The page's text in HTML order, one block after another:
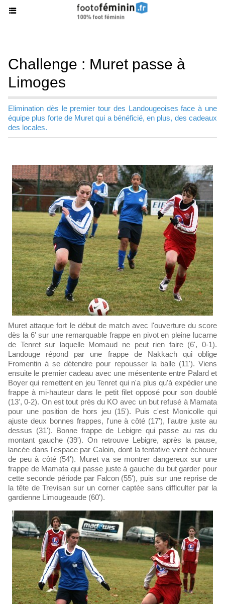
Challenge : Muret passe à
Limoges
Elimination dès le premier tour des Landougeoises face à une
équipe plus forte de Muret qui a bénéficié, en plus, des cadeaux
des locales.
Muret attaque fort le début de match avec l'ouverture du score
dès la 6' sur une remarquable frappe en pivot en pleine lucarne
de Tenret sur laquelle Momaud ne peut rien faire (6', 0-1).
Landouge répond par une frappe de Nakkach qui oblige
Fromentin à se détendre pour repousser la balle (11'). Viens
ensuite le premier cadeau avec une mésentente entre Palard et
Boyer qui remettent en jeu Tenret qui n'a plus qu'à expédier une
frappe à mi-hauteur dans le petit filet opposé pour son doublé
(13', 0-2). On est tout près du KO avec un but refusé à Mamata
pour une position de hors jeu (15'). Puis c'est Monicolle qui
ajuste deux bonnes frappes, l'une à côté (17'), l'autre juste au
dessus (31'). Bonne frappe de Lebigre qui passe au ras du
montant gauche (39'). On retrouve Lebigre, après la pause,
lancée dans l'espace par Caloin, dont la tentative vient échouer
de peu à côté (54'). Muret va se montrer dangereux sur une
frappe de Mamata qui passe juste à gauche du but garder pour
cette seconde période par Falcon (55'), puis sur une reprise de
la tête de Trevisan sur un corner captée sans difficulter par la
gardienne Limougeaude (60').